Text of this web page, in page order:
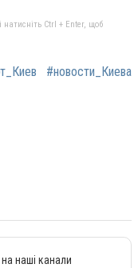
натисніть Ctrl + Enter, щоб
#новости_Киева
наші канали